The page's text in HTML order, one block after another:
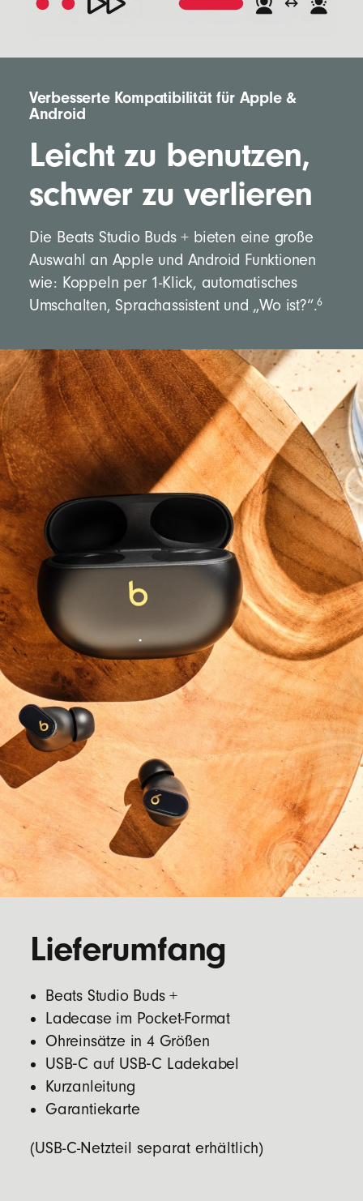
Verbesserte Kompatibilität für Apple &
Android
Leicht zu benutzen,
schwer zu verlieren
Die Beats Studio Buds + bieten eine große
Auswahl an Apple und Android Funktionen
wie: Koppeln per 1-Klick, automatisches
Umschalten, Sprachassistent und „Wo ist?“.6
Lieferumfang
Beats Studio Buds +
Ladecase im Pocket-Format
Ohreinsätze in 4 Größen
USB‑C auf USB‑C Ladekabel
Kurzanleitung
Garantiekarte
(USB-C-Netzteil separat erhältlich)